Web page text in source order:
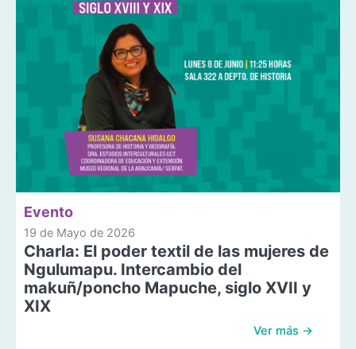
Evento
19 de Mayo de 2026
Charla: El poder textil de las mujeres de
Ngulumapu. Intercambio del
makuñ/poncho Mapuche, siglo XVII y
XIX
Ver más →